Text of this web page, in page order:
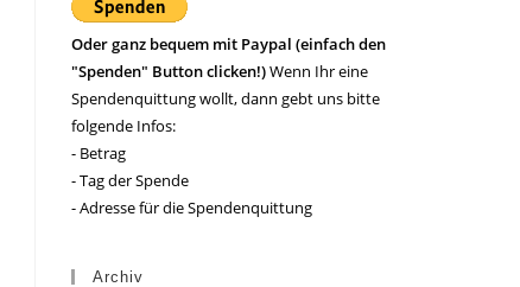
Oder ganz bequem mit Paypal (einfach den
"Spenden" Button clicken!)Wenn Ihr eine
Spendenquittung wollt, dann gebt uns bitte
folgende Infos:
- Betrag
- Tag der Spende
- Adresse für die Spendenquittung
Archiv